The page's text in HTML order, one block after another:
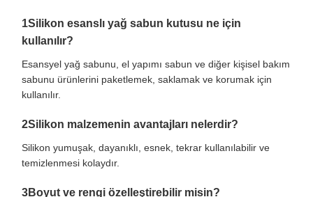
1Silikon esanslı yağ sabun kutusu ne için
kullanılır?
Esansyel yağ sabunu, el yapımı sabun ve diğer kişisel bakım
sabunu ürünlerini paketlemek, saklamak ve korumak için
kullanılır.
2Silikon malzemenin avantajları nelerdir?
Silikon yumuşak, dayanıklı, esnek, tekrar kullanılabilir ve
temizlenmesi kolaydır.
3Boyut ve rengi özelleştirebilir misin?